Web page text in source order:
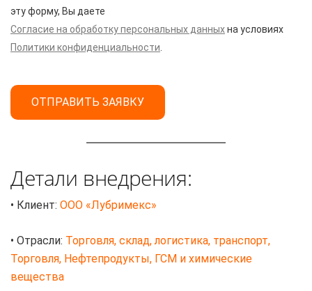
эту форму, Вы даете
Согласие на обработку персональных данныхна условиях
Политики конфиденциальности
Детали внедрения:
• Клиент: ООО «Лубримекс»
• Отрасли: Торговля, склад, логистика, транспорт,
Торговля, Нефтепродукты, ГСМ и химические
вещества